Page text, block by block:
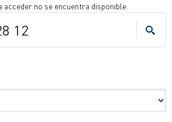
acceder no se encuentra disponible.